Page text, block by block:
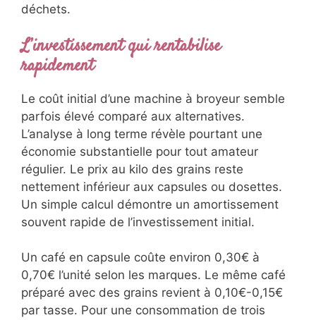
déchets.
L’investissement qui rentabilise
rapidement
Le coût initial d’une machine à broyeur semble
parfois élevé comparé aux alternatives.
L’analyse à long terme révèle pourtant une
économie substantielle pour tout amateur
régulier. Le prix au kilo des grains reste
nettement inférieur aux capsules ou dosettes.
Un simple calcul démontre un amortissement
souvent rapide de l’investissement initial.
Un café en capsule coûte environ 0,30€ à
0,70€ l’unité selon les marques. Le même café
préparé avec des grains revient à 0,10€-0,15€
par tasse. Pour une consommation de trois